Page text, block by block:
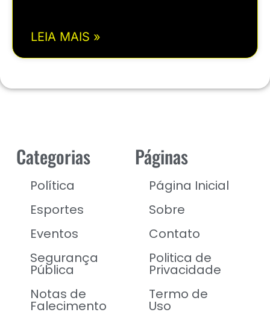
LEIA MAIS »
Categorias
Política
Esportes
Eventos
Segurança
Pública
Notas de
Falecimento
Páginas
Página Inicial
Sobre
Contato
Politica de
Privacidade
Termo de
Uso